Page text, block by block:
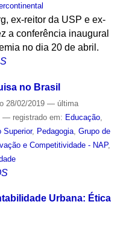
ex-reitor da USP e ex-
a conferência inaugural
no dia 20 de abril.
no Brasil
28/02/2019 — última
— registrado em: Educação,
Superior, Pedagogia, Grupo de
e Competitividade - NAP,
Urbana: Ética